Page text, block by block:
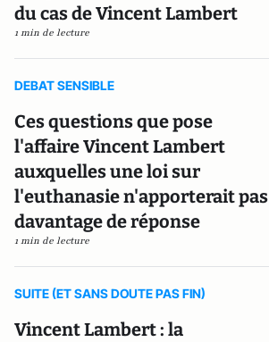
du cas de Vincent Lambert
1 min de lecture
DEBAT SENSIBLE
Ces questions que pose
l'affaire Vincent Lambert
auxquelles une loi sur
l'euthanasie n'apporterait pas
davantage de réponse
1 min de lecture
SUITE (ET SANS DOUTE PAS FIN)
Vincent Lambert : la